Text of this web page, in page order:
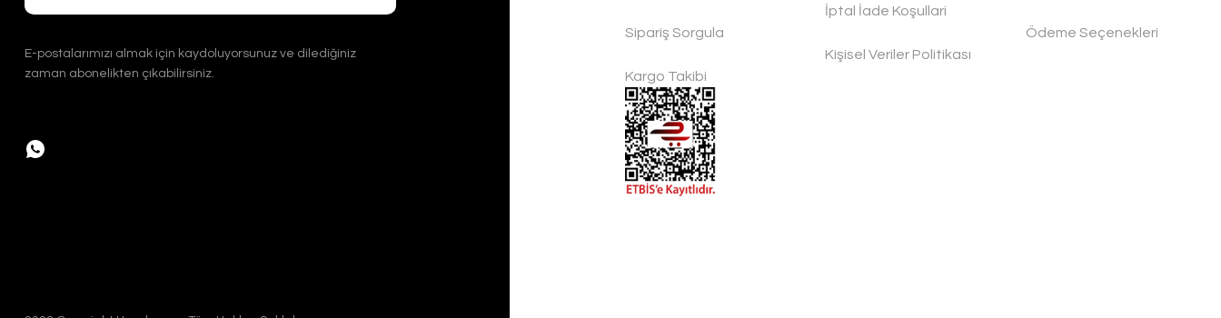
3.200,00 TL
E-postalarımızı almak için kaydoluyorsunuz ve dilediğiniz
zaman abonelikten çıkabilirsiniz.
Sipariş Sorgula
Kargo Takibi
İptal İade Koşullari
Kişisel Veriler Politikası
Ödeme Seçenekleri